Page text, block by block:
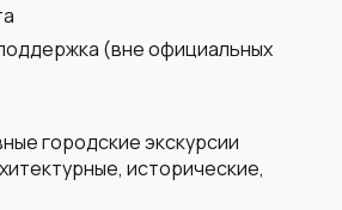
(вне официальных
городские экскурсии
исторические,